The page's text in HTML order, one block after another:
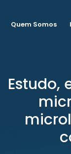
Quem Somos
Estudo,